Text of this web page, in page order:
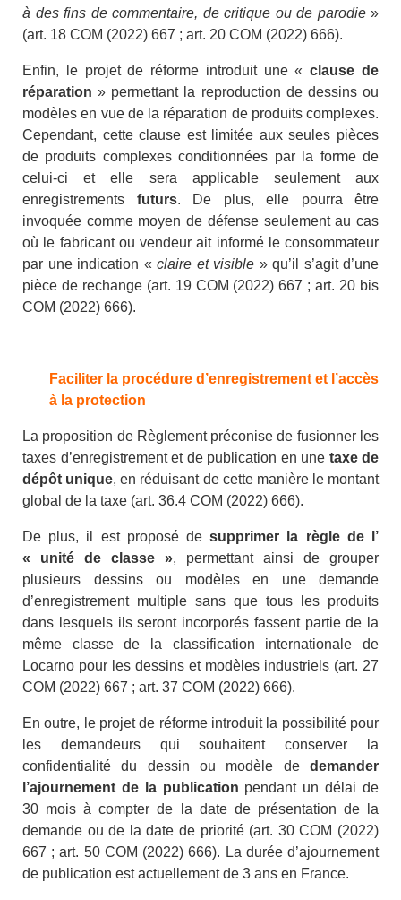
à des fins de commentaire, de critique ou de parodie»
(art. 18 COM (2022) 667 ; art. 20 COM (2022) 666).
Enfin, le projet de réforme introduit une «clause de
réparation » permettant la reproduction de dessins ou
modèles en vue de la réparation de produits complexes.
Cependant, cette clause est limitée aux seules pièces
de produits complexes conditionnées par la forme de
celui-ci et elle sera applicable seulement aux
enregistrements futurs. De plus, elle pourra être
invoquée comme moyen de défense seulement au cas
où le fabricant ou vendeur ait informé le consommateur
par une indication « claire et visible » qu’il s’agit d’une
pièce de rechange (art. 19 COM (2022) 667 ; art. 20 bis
COM (2022) 666).
Faciliter la procédure d’enregistrement et l’accès
à la protection
La proposition de Règlement préconise de fusionner les
taxes d’enregistrement et de publication en une taxe de
dépôt unique, en réduisant de cette manière le montant
global de la taxe (art. 36.4 COM (2022) 666).
De plus, il est proposé desupprimer la règle de l’
« unité de classe », permettant ainsi de grouper
plusieurs dessins ou modèles en une demande
d’enregistrement multiple sans que tous les produits
dans lesquels ils seront incorporés fassent partie de la
même classe de la classification internationale de
Locarno pour les dessins et modèles industriels (art. 27
COM (2022) 667 ; art. 37 COM (2022) 666).
En outre, le projet de réforme introduit la possibilité pour
les demandeurs qui souhaitent conserver la
confidentialité du dessin ou modèle de demander
l’ajournement de la publication pendant un délai de
30 mois à compter de la date de présentation de la
demande ou de la date de priorité (art. 30 COM (2022)
667 ; art. 50 COM (2022) 666). La durée d’ajournement
de publication est actuellement de 3 ans en France.